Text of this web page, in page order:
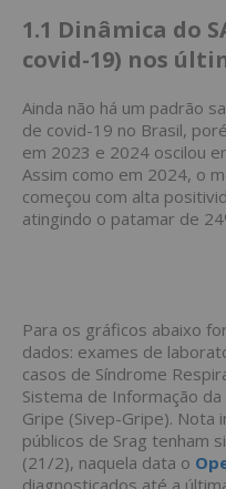
1.1 Dinâmica do
covid-19) nos
Ainda não há um padrão
de covid-19 no Brasil,
em 2023 e 2024 oscilou
Assim como em 2024, o
começou com alta
atingindo o patamar de
Para os gráficos abaixo
dados: exames de
casos de Síndrome
Sistema de Informação da
Gripe (Sivep-Gripe).
públicos de Srag tenham
(21/2), naquela data o
diagnosticados até a